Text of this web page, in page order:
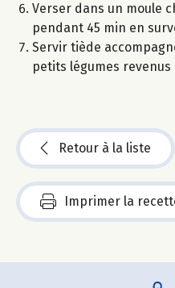
Verser dans un moule
pendant 45 min en
Servir tiède
petits légumes revenus
Retour à la liste
Imprimer la